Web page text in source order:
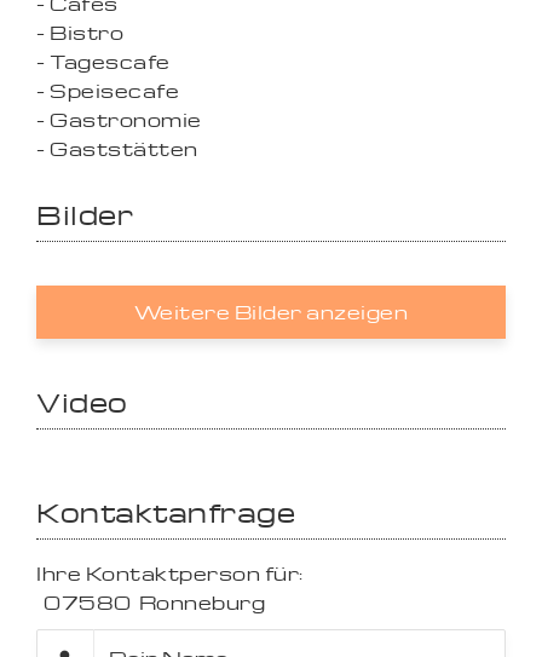
- Bistro
- Tagescafe
- Speisecafe
- Gastronomie
- Gaststätten
Bilder
Weitere Bilder anzeigen
Video
Kontaktanfrage
Ihre Kontaktperson für:
07580 Ronneburg